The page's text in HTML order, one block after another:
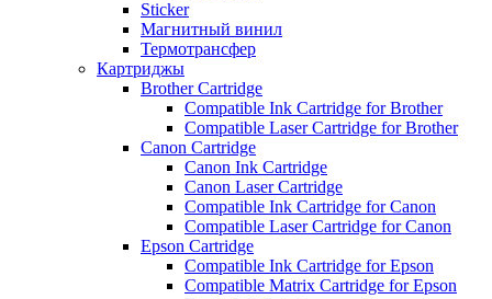
Sticker
Магнитный винил
Термотрансфер
Картриджы
Brother Cartridge
Compatible Ink Cartridge for Brother
Compatible Laser Cartridge for Brother
Canon Cartridge
Canon Ink Cartridge
Canon Laser Cartridge
Compatible Ink Cartridge for Canon
Compatible Laser Cartridge for Canon
Epson Cartridge
Compatible Ink Cartridge for Epson
Compatible Matrix Cartridge for Epson